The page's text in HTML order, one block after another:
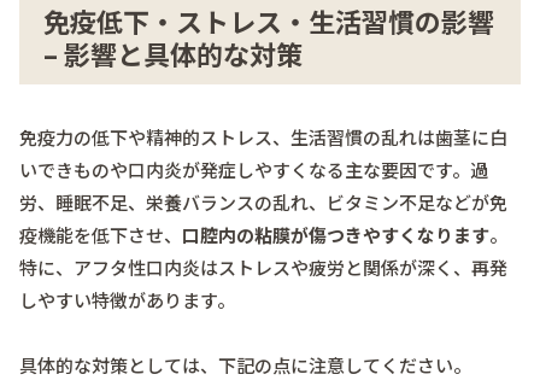
免疫低下・ストレス・生活習慣の影響
– 影響と具体的な対策
免疫力の低下や精神的ストレス、生活習慣の乱れは歯茎に白
いできものや口内炎が発症しやすくなる主な要因です。過
労、睡眠不足、栄養バランスの乱れ、ビタミン不足などが免
疫機能を低下させ、 口腔内の粘膜が傷つきやすくなります。
特に、アフタ性口内炎はストレスや疲労と関係が深く、再発
しやすい特徴があります。
具体的な対策としては、下記の点に注意してください。